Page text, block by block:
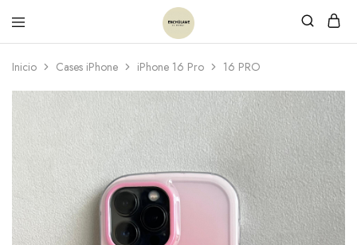
Inicio Cases iPhone iPhone 16 Pro 16 PRO